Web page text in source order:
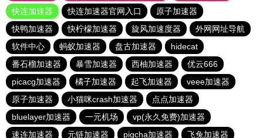
快连加速器
快连加速器官网入口
原子加速器
快鸭加速器
快柠檬加速器 旋风加速度器
外网网址导航
软件中心
蚂蚁加速器 盘古加速器
hidecat
番石榴加速器
暴雪加速器 西柚加速器
优云666
picacg加速器
橘子加速器 起飞加速器
veee加速器
原子加速器
小猫咪crash加速器
点点加速器
bluelayer加速器
一元机场
vp(永久免费)加速器
速连加速器
元链加速器 pigcha加速器 飞兔加速器